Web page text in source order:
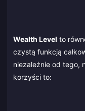
Wealth Level to
czystą funkcją
niezależnie od tego,
korzyści to: